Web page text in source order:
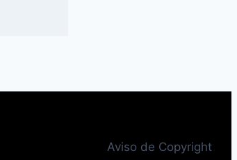
Aviso de Copyright